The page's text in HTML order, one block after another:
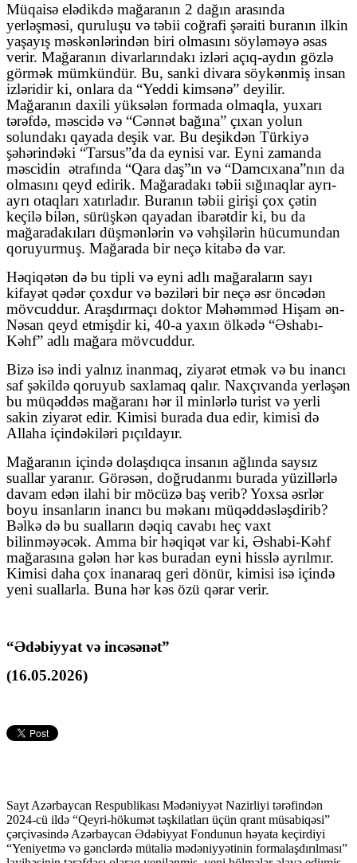
Müqaisə elədikdə mağaranın 2 dağın arasında
yerləşməsi, quruluşu və təbii coğrafi şəraiti buranın ilkin
yaşayış məskənlərindən biri olmasını söyləməyə əsas
verir. Mağaranın divarlarındakı izləri açıq-aydın gözlə
görmək mümkündür. Bu, sanki divara söykənmiş insan
izləridir ki, onlara da “Yeddi kimsənə” deyilir.
Mağaranın daxili yüksələn formada olmaqla, yuxarı
tərəfdə, məscidə və “Cənnət bağına” çıxan yolun
solundakı qayada deşik var. Bu deşikdən Türkiyə
şəhərindəki “Tarsus”da da eynisi var. Eyni zamanda
məscidin ətrafında “Qara daş”ın və “Damcıxana”nın da
olmasını qeyd edirik. Mağaradakı təbii sığınaqlar ayrı-
ayrı otaqları xatırladır. Buranın təbii girişi çox çətin
keçilə bilən, sürüşkən qayadan ibarətdir ki, bu da
mağaradakıları düşmənlərin və vəhşilərin hücumundan
qoruyurmuş. Mağarada bir neçə kitabə də var.
Həqiqətən də bu tipli və eyni adlı mağaraların sayı
kifayət qədər çoxdur və bəziləri bir neçə əsr öncədən
mövcuddur. Araşdırmaçı doktor Məhəmməd Hişam ən-
Nəsan qeyd etmişdir ki, 40-a yaxın ölkədə “Əshabı-
Kəhf” adlı mağara mövcuddur.
Bizə isə indi yalnız inanmaq, ziyarət etmək və bu inancı
saf şəkildə qoruyub saxlamaq qalır. Naxçıvanda yerləşən
bu müqəddəs mağaranı hər il minlərlə turist və yerli
sakin ziyarət edir. Kimisi burada dua edir, kimisi də
Allaha içindəkiləri pıçıldayır.
Mağaranın içində dolaşdıqca insanın ağlında saysız
suallar yaranır. Görəsən, doğrudanmı burada yüzillərlə
davam edən ilahi bir möcüzə baş verib? Yoxsa əsrlər
boyu insanların inancı bu məkanı müqəddəsləşdirib?
Bəlkə də bu sualların dəqiq cavabı heç vaxt
bilinməyəcək. Amma bir həqiqət var ki, Əshabi-Kəhf
mağarasına gələn hər kəs buradan eyni hisslə ayrılmır.
Kimisi daha çox inanaraq geri dönür, kimisi isə içində
yeni suallarla. Buna hər kəs özü qərar verir.
“Ədəbiyyat və incəsənət”
(16.05.2026)
Sayt Azərbaycan Respublikası Mədəniyyət Nazirliyi tərəfindən
2024-cü ildə “Qeyri-hökumət təşkilatları üçün qrant müsabiqəsi”
çərçivəsində Azərbaycan Ədəbiyyat Fondunun həyata keçirdiyi
“Yeniyetmə və gənclərdə mütaliə mədəniyyətinin formalaşdırılması”